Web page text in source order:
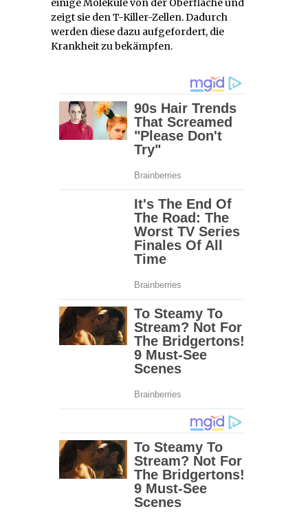
einige Moleküle von der Oberfläche und
zeigt sie den T-Killer-Zellen. Dadurch
werden diese dazu aufgefordert, die
Krankheit zu bekämpfen.